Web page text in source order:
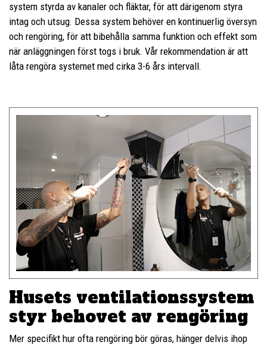
system styrda av kanaler och fläktar, för att därigenom styra
intag och utsug. Dessa system behöver en kontinuerlig översyn
och rengöring, för att bibehålla samma funktion och effekt som
när anläggningen först togs i bruk. Vår rekommendation är att
låta rengöra systemet med cirka 3-6 års intervall.
Husets ventilationssystem
styr behovet av rengöring
Mer specifikt hur ofta rengöring bör göras, hänger delvis ihop